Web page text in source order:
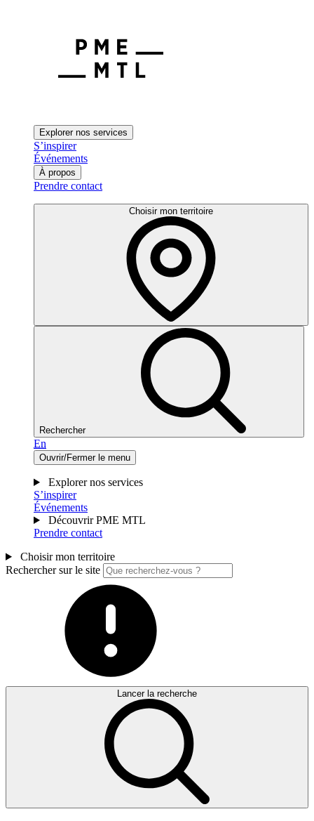
Explorer nos services
S’inspirer
Événements
À propos
Prendre contact
Choisir mon territoire
Rechercher
En
Ouvrir/Fermer le menu
Explorer nos services
S’inspirer
Événements
Découvrir PME MTL
Prendre contact
Choisir mon territoire
Rechercher sur le site
Lancer la recherche